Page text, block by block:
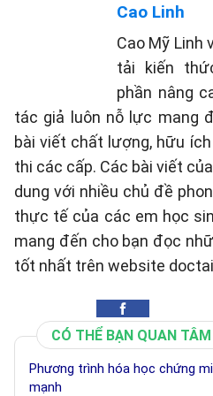
Cao Linh
Cao Mỹ Linh
tải kiến
phần nâng
tác giả luôn nỗ lực mang
bài viết chất lượng, hữu
thi các cấp. Các bài viết
dung với nhiều chủ đề
thực tế của các em học
mang đến cho bạn đọc
tốt nhất trên website
CÓ THỂ BẠN QUAN TÂM
Phương trình hóa học chứng
mạnh